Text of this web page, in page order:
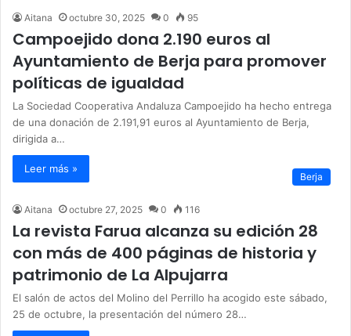
Aitana octubre 30, 2025 0 95
Campoejido dona 2.190 euros al
Ayuntamiento de Berja para promover
políticas de igualdad
La Sociedad Cooperativa Andaluza Campoejido ha hecho entrega
de una donación de 2.191,91 euros al Ayuntamiento de Berja,
dirigida a…
Leer más »
Berja
Aitana octubre 27, 2025 0 116
La revista Farua alcanza su edición 28
con más de 400 páginas de historia y
patrimonio de La Alpujarra
El salón de actos del Molino del Perrillo ha acogido este sábado,
25 de octubre, la presentación del número 28…